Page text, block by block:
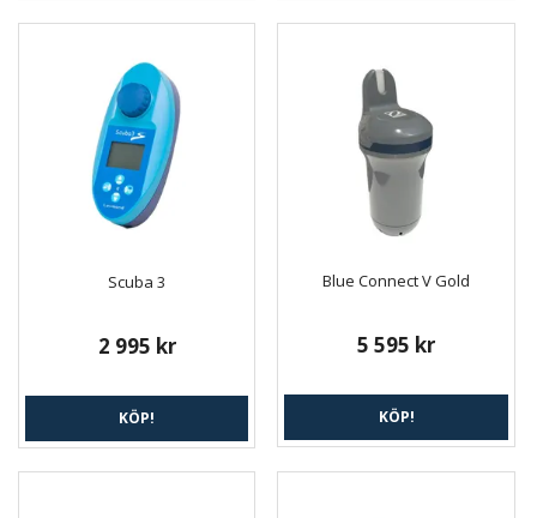
Scuba 3
2 995 kr
KÖP!
Blue Connect V Gold
5 595 kr
KÖP!